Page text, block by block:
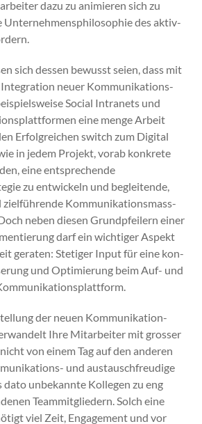
dazu zu ani­mieren sich zu
Unternehmen­sphiloso­phie des aktiv­
sich dessen bewusst seien, dass mit
neuer Kom­mu­nika­tion­s­
Social Intranets und
eine menge Arbeit
Erfol­gre­ichen switch zum Dig­i­tal
in jedem Pro­jekt, vor­ab konkrete
eine entsprechende
zu entwick­eln und beglei­t­ende,
zielführende Kom­mu­nika­tion­s­mass­
neben diesen Grundpfeil­ern ein­er
darf ein wichtiger Aspekt
ger­at­en: Stetiger Input für eine kon­
und Opti­mierung beim Auf- und
der neuen Kom­mu­nika­tion­
Ihre Mitar­beit­er mit gross­er
von einem Tag auf den anderen
und aus­tauschfreudi­ge
unbekan­nte Kol­le­gen zu eng
Team­mit­gliedern. Solch eine
viel Zeit, Engage­ment und vor